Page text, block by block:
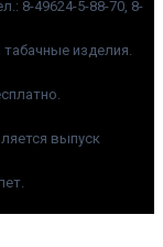
8-49624-5-88-70, 8-
изделия.
выпуск